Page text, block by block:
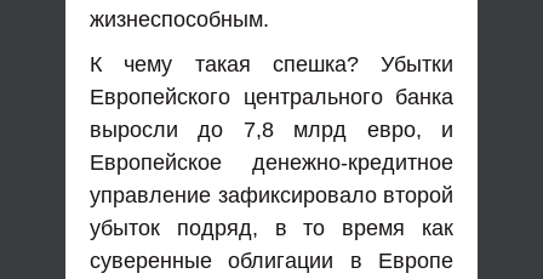
жизнеспособным.
К чему такая спешка? Убытки
Европейского центрального банка
выросли до 7,8 млрд евро, и
Европейское денежно-кредитное
управление зафиксировало второй
убыток подряд, в то время как
суверенные облигации в Европе